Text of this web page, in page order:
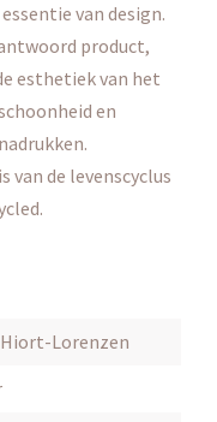
van design.
product,
esthetiek van het
en
van de levenscyclus
Lorenzen